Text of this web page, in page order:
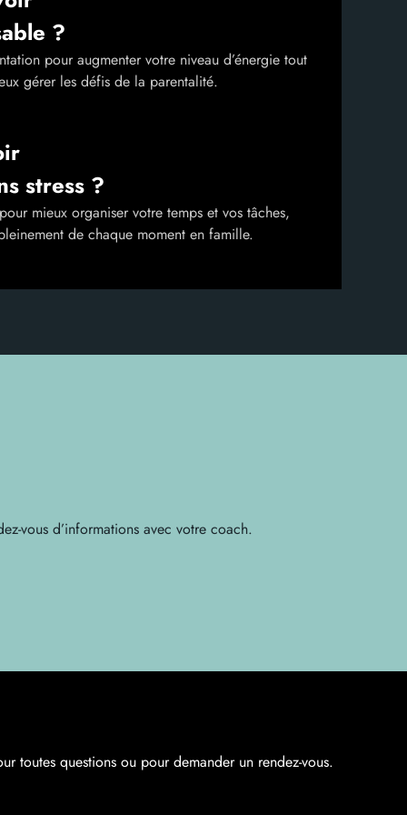
?
pour augmenter votre niveau d’énergie tout
gérer les défis de la parentalité.
stress ?
mieux organiser votre temps et vos tâches,
de chaque moment en famille.
vous d’informations avec votre coach.
toutes questions ou pour demander un rendez-vous.